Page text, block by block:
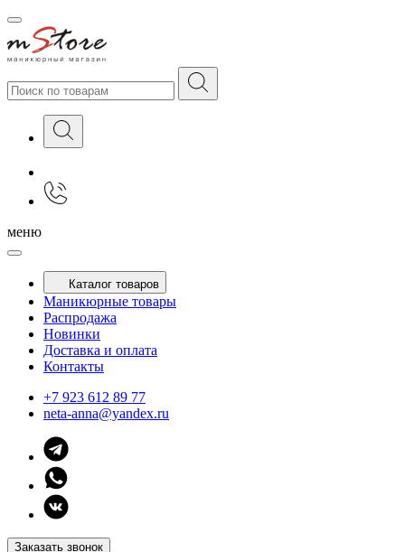
меню
Каталог товаров
Маникюрные товары
Распродажа
Новинки
Доставка и оплата
Контакты
+7 923 612 89 77
neta-anna@yandex.ru
Заказать звонок